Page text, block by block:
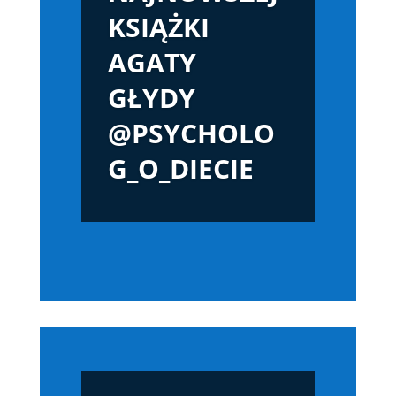
KSIĄŻKI
AGATY
GŁYDY
@PSYCHOLO
G_O_DIECIE